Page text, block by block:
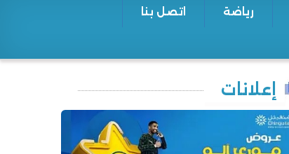
رياضة اتصل بنا
إعلانات